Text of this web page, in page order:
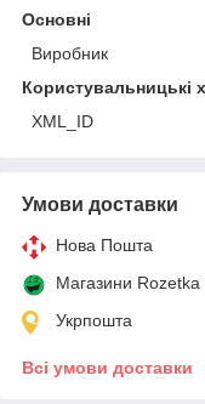
Основні
Виробник
Користувальницькі
XML_ID
Умови доставки
Нова Пошта
Магазини Rozetka
Укрпошта
Всі умови доставки